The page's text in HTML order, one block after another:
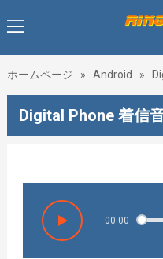
ホームページ » Android »
Digital Phone 着信
00:00